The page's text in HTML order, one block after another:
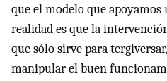
que el modelo que
realidad es que la
que sólo sirve para
manipular el buen